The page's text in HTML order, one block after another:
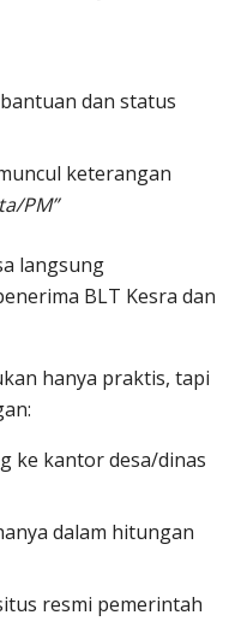
dan status
keterangan
PM”
langsung
BLT Kesra dan
hanya praktis, tapi
ke kantor desa/dinas
dalam hitungan
resmi pemerintah